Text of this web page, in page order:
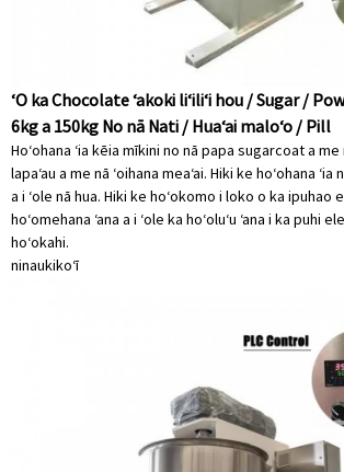
ʻO ka Chocolate ʻakoki liʻiliʻi hou / Sugar /
6kg a 150kg No nā Nati / Huaʻai maloʻo / Pill
Hoʻohana ʻia kēia mīkini no nā papa sugarcoat a me
lapaʻau a me nā ʻoihana meaʻai. Hiki ke hoʻohana
a i ʻole nā ​​hua. Hiki ke hoʻokomo i loko o ka ipuhao
hoʻomehana ʻana a i ʻole ka hoʻoluʻu ʻana i ka puhi
hoʻokahi.
ninaukikoʻī